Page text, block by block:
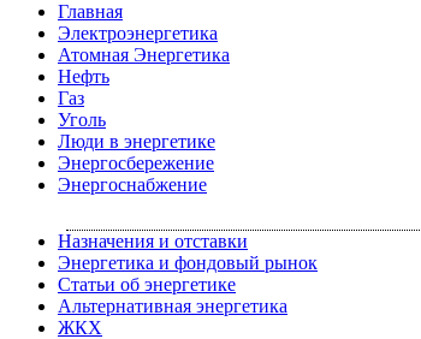
Главная
Электроэнергетика
Атомная Энергетика
Нефть
Газ
Уголь
Люди в энергетике
Энергосбережение
Энергоснабжение
Назначения и отставки
Энергетика и фондовый рынок
Статьи об энергетике
Альтернативная энергетика
ЖКХ